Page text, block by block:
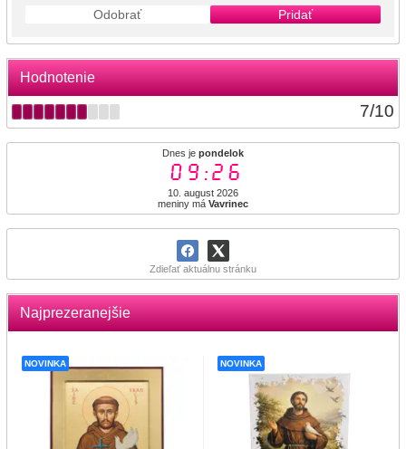
Odobrať Pridať
Hodnotenie
7/10
Dnes je pondelok
09:26
10. august 2026
meniny má Vavrinec
Zdieľať aktuálnu stránku
Najprezeranejšie
NOVINKA NOVINKA